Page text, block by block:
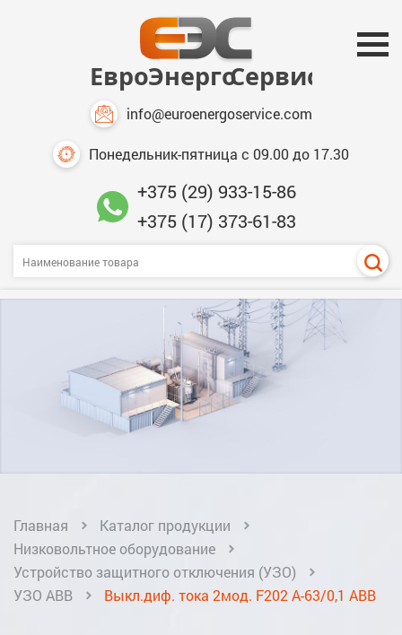
info@euroenergoservice.com
Понедельник-пятница с 09.00 до 17.30
+375 (29) 933-15-86
+375 (17) 373-61-83
Главная
Каталог продукции
Низковольтное оборудование
Устройство защитного отключения (УЗО)
УЗО ABB
Выкл.диф. тока 2мод. F202 A-63/0,1 ABB